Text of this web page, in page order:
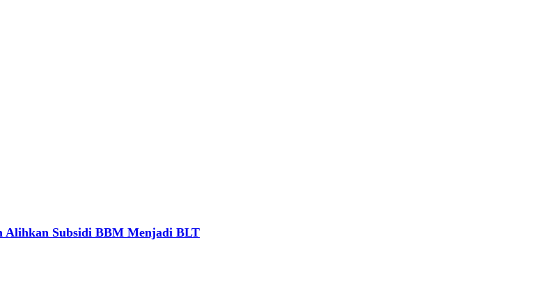
Alihkan Subsidi BBM Menjadi BLT